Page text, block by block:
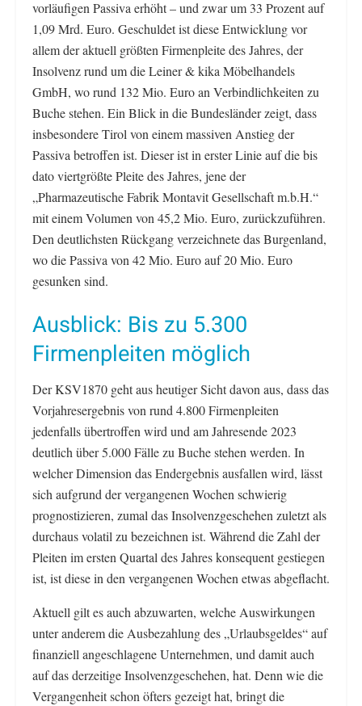
vorläufigen Passiva erhöht – und zwar um 33 Prozent auf
1,09 Mrd. Euro. Geschuldet ist diese Entwicklung vor
allem der aktuell größten Firmenpleite des Jahres, der
Insolvenz rund um die Leiner & kika Möbelhandels
GmbH, wo rund 132 Mio. Euro an Verbindlichkeiten zu
Buche stehen. Ein Blick in die Bundesländer zeigt, dass
insbesondere Tirol von einem massiven Anstieg der
Passiva betroffen ist. Dieser ist in erster Linie auf die bis
dato viertgrößte Pleite des Jahres, jene der
„Pharmazeutische Fabrik Montavit Gesellschaft m.b.H.“
mit einem Volumen von 45,2 Mio. Euro, zurückzuführen.
Den deutlichsten Rückgang verzeichnete das Burgenland,
wo die Passiva von 42 Mio. Euro auf 20 Mio. Euro
gesunken sind.
Ausblick: Bis zu 5.300
Firmenpleiten möglich
Der KSV1870 geht aus heutiger Sicht davon aus, dass das
Vorjahresergebnis von rund 4.800 Firmenpleiten
jedenfalls übertroffen wird und am Jahresende 2023
deutlich über 5.000 Fälle zu Buche stehen werden. In
welcher Dimension das Endergebnis ausfallen wird, lässt
sich aufgrund der vergangenen Wochen schwierig
prognostizieren, zumal das Insolvenzgeschehen zuletzt als
durchaus volatil zu bezeichnen ist. Während die Zahl der
Pleiten im ersten Quartal des Jahres konsequent gestiegen
ist, ist diese in den vergangenen Wochen etwas abgeflacht.
Aktuell gilt es auch abzuwarten, welche Auswirkungen
unter anderem die Ausbezahlung des „Urlaubsgeldes“ auf
finanziell angeschlagene Unternehmen, und damit auch
auf das derzeitige Insolvenzgeschehen, hat. Denn wie die
Vergangenheit schon öfters gezeigt hat, bringt die